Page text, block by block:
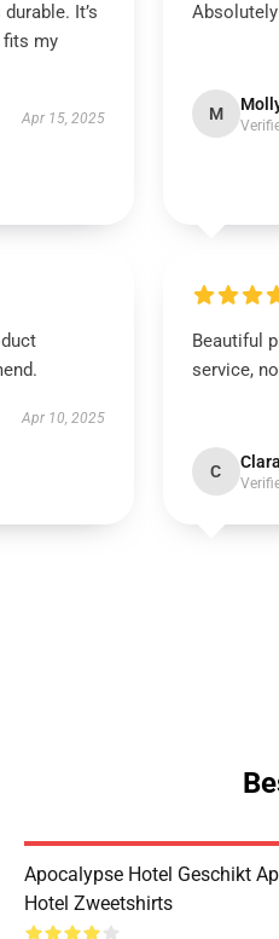
It’s
fits my
Apr 15, 2025 M
Apr 10, 2025
Beautiful
service,
C Clara
Apocalypse Hotel Geschikt
Hotel Zweetshirts